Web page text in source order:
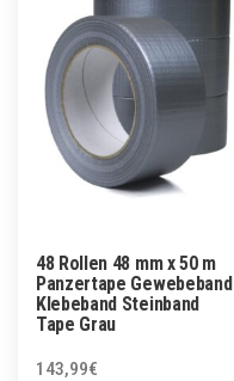
48 Rollen 48 mm x 50 m
Panzertape Gewebeband
Klebeband Steinband
Tape Grau
143,99€